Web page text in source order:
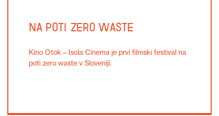
Na poti zero waste
Kino Otok – Isola Cinema je prvi filmski festival na
poti zero waste v Sloveniji.